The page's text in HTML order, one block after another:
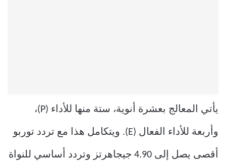
يأتي المعالج بعشرة أنوية، ستة منها للأداء (P)،
وأربعة للأداء الفعال (E). ويتكامل هذا مع تردد توربو
أقصى يصل إلى 4.90 جيجاهرتز وتردد أساسي للنواة